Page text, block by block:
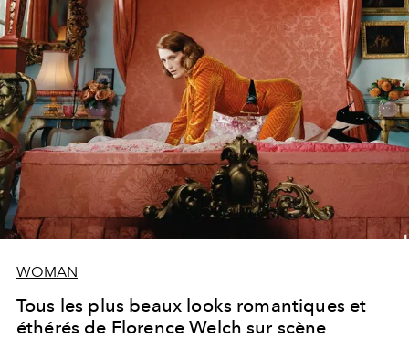
WOMAN
Tous les plus beaux looks romantiques et
éthérés de Florence Welch sur scène